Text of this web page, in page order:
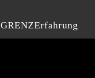
GRENZErfahrung